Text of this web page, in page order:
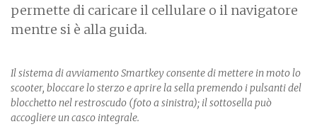
permette di caricare il cellulare o il navigatore
mentre si è alla guida.
Il sistema di avviamento Smartkey consente di mettere in moto lo
scooter, bloccare lo sterzo e aprire la sella premendo i pulsanti del
blocchetto nel restroscudo (foto a sinistra); il sottosella può
accogliere un casco integrale.